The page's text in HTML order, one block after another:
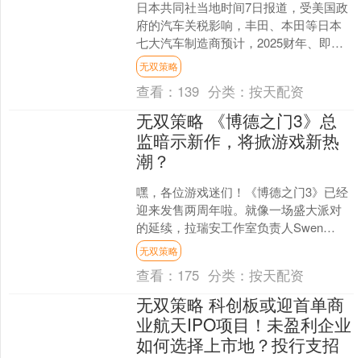
日本共同社当地时间7日报道，受美国政
府的汽车关税影响，丰田、本田等日本
七大汽车制造商预计，2025财年、即
2025年4月至2026年3月，营业利润合计
将减少大约....
无双策略
查看： 139 分类：按天配资
无双策略 《博德之门3》总
监暗示新作，将掀游戏新热
潮？
嘿，各位游戏迷们！《博德之门3》已经
迎来发售两周年啦。就像一场盛大派对
的延续，拉瑞安工作室负责人Swen
Vincke在这个特别时刻，分享了一些超有
意思的感悟，....
无双策略
查看： 175 分类：按天配资
无双策略 科创板或迎首单商
业航天IPO项目！未盈利企业
如何选择上市地？投行支招